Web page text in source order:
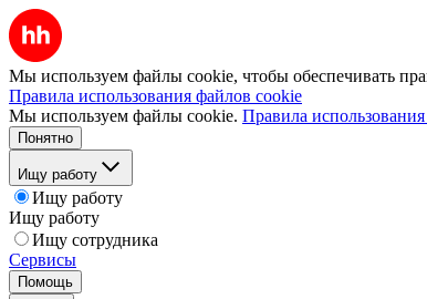
Мы используем файлы cookie, чтобы обеспечивать
Правила использования файлов cookie
Мы используем файлы cookie. Правила
Понятно
Ищу работу
Ищу работу
Ищу работу
Ищу сотрудника
Сервисы
Помощь